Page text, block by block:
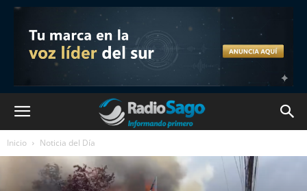
Inicio Noticia del Día